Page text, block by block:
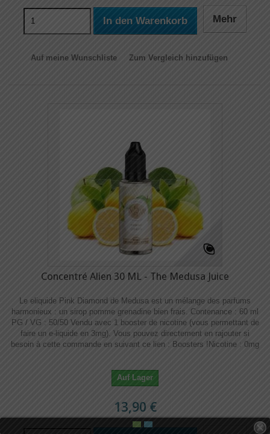
In den Warenkorb Mehr
Auf meine Wunschliste Zum Vergleich hinzufügen
Concentré Alien 30 ML - The Medusa Juice
Le eliquide Pink Diamond de Medusa est un mélange des parfums
harmonieux : un sirop pomme grenadine bien frais. Contenance : 60 ml
PG / VG : 50/50 Vendu avec 1 booster de nicotine (vous permettant de
faire un e-liquide en 3mg). Vous pouvez directement en rajouter si
besoin à cette commande en suivant ce lien : Boosters !​​ Nicotine : 0mg
Auf Lager
13,90 €